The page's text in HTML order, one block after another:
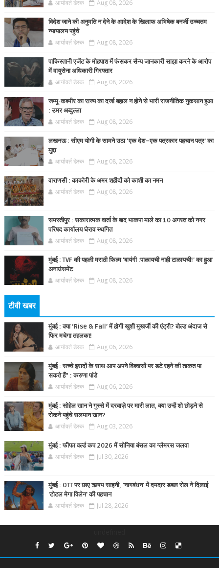
आर्यावर्त डेस्क Aug 08, 2026
विदेश जाने की अनुमति न देने के आदेश के खिलाफ अभिषेक बनर्जी उच्चतम
न्यायालय पहुंचे
आर्यावर्त डेस्क Aug 08, 2026
पाकिस्तानी एजेंट के मोहपाश में फंसकर सैन्य जानकारी साझा करने के आरोप
में वायुसेना अधिकारी गिरफ्तार
आर्यावर्त डेस्क Aug 08, 2026
जम्मू-कश्मीर का राज्य का दर्जा बहाल न होने से भारी राजनीतिक नुकसान हुआ
: उमर अब्दुल्ला
आर्यावर्त डेस्क Aug 08, 2026
लखनऊ : सीएम योगी के सामने उठा ‘एक देश–एक पत्रकार पहचान पत्र’ का
मुद्दा
आर्यावर्त डेस्क Aug 08, 2026
वाराणसी : काकोरी के अमर शहीदों को काशी का नमन
आर्यावर्त डेस्क Aug 08, 2026
समस्तीपुर : सकारात्मक वार्ता के बाद भाकपा माले का 10 अगस्त को नगर
परिषद कार्यालय घेराव स्थगित
आर्यावर्त डेस्क Aug 08, 2026
मुंबई : TVF की पहली मराठी फिल्म 'बायंगी :पाळायची नाही टाळायची!' का हुआ
अनाउंसमेंट
आर्यावर्त डेस्क Aug 08, 2026
टीवी खबर
मुंबई : क्या ‘Rise & Fall’ में होगी खुशी मुखर्जी की एंट्री? बोल्ड अंदाज से
फिर मचेगा तहलका!
आर्यावर्त डेस्क Aug 06, 2026
मुंबई : सच्चे इरादों के साथ आप अपने विश्वासों पर डटे रहने की ताकत पा
सकते हैं” : करुणा पांडे
आर्यावर्त डेस्क Aug 06, 2026
मुंबई : सोहेल खान ने गुस्से में दरवाज़े पर मारी लात, क्या उन्हें शो छोड़ने से
रोकने पहुंचे सलमान खान?
आर्यावर्त डेस्क Aug 03, 2026
मुंबई : फीफा वर्ल्ड कप 2026 में सोनिया बंसल का ग्लैमरस जलवा
आर्यावर्त डेस्क Jul 30, 2026
मुंबई : OTT पर छाए ऋषभ साहनी, 'नागबंधन' में दमदार डबल रोल ने दिलाई
'टोटल मेगा विलेन' की पहचान
आर्यावर्त डेस्क Jul 28, 2026